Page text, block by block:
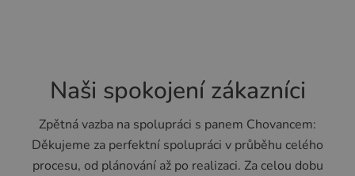
Naši spokojení zákazníci
Zpětná vazba na spolupráci s panem Chovancem:
Děkujeme za perfektní spolupráci v průběhu celého
procesu, od plánování až po realizaci. Za celou dobu